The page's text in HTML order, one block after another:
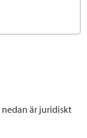
är juridiskt